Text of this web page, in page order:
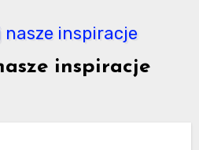
inspiracje